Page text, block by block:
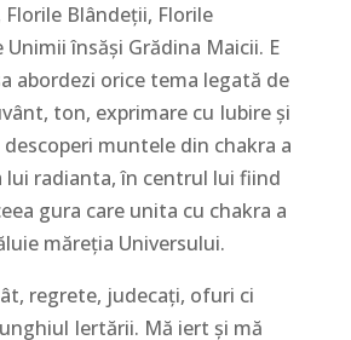
Blândeții, Florile
Unimii însăși Grădina Maicii. E
abordezi orice tema legată de
ton, exprimare cu Iubire și
descoperi muntele din chakra a
lui radianta, în centrul lui fiind
gura care unita cu chakra a
măreția Universului.
regrete, judecați, ofuri ci
Iertării. Mă iert și mă